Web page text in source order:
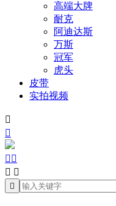
高端大牌
耐克
阿迪达斯
万斯
冠军
虎头
皮带
实拍视频


 
 
